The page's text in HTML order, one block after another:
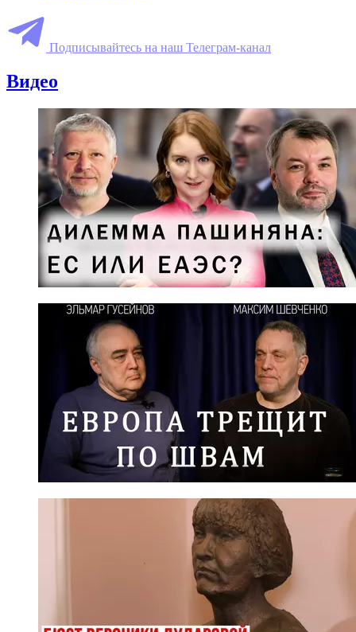
Подписывайтесь на наш Телеграм-канал
Видео